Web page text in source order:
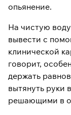
опьянение.
На чистую
вывести с
клинической
говорит,
держать
вытянуть руки
решающими в